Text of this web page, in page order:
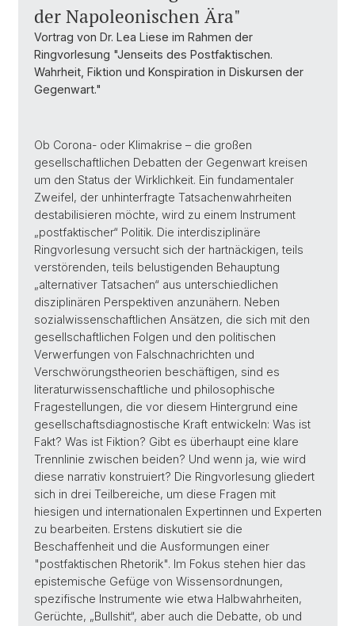
der Napoleonischen Ära"
Vortrag von Dr. Lea Liese im Rahmen der
Ringvorlesung "Jenseits des Postfaktischen.
Wahrheit, Fiktion und Konspiration in Diskursen der
Gegenwart."
Ob Corona- oder Klimakrise – die großen
gesellschaftlichen Debatten der Gegenwart kreisen
um den Status der Wirklichkeit. Ein fundamentaler
Zweifel, der unhinterfragte Tatsachenwahrheiten
destabilisieren möchte, wird zu einem Instrument
„postfaktischer“ Politik. Die interdisziplinäre
Ringvorlesung versucht sich der hartnäckigen, teils
verstörenden, teils belustigenden Behauptung
„alternativer Tatsachen“ aus unterschiedlichen
disziplinären Perspektiven anzunähern. Neben
sozialwissenschaftlichen Ansätzen, die sich mit den
gesellschaftlichen Folgen und den politischen
Verwerfungen von Falschnachrichten und
Verschwörungstheorien beschäftigen, sind es
literaturwissenschaftliche und philosophische
Fragestellungen, die vor diesem Hintergrund eine
gesellschaftsdiagnostische Kraft entwickeln: Was ist
Fakt? Was ist Fiktion? Gibt es überhaupt eine klare
Trennlinie zwischen beiden? Und wenn ja, wie wird
diese narrativ konstruiert? Die Ringvorlesung gliedert
sich in drei Teilbereiche, um diese Fragen mit
hiesigen und internationalen Expertinnen und Experten
zu bearbeiten. Erstens diskutiert sie die
Beschaffenheit und die Ausformungen einer
"postfaktischen Rhetorik". Im Fokus stehen hier das
epistemische Gefüge von Wissensordnungen,
spezifische Instrumente wie etwa Halbwahrheiten,
Gerüchte, „Bullshit“, aber auch die Debatte, ob und